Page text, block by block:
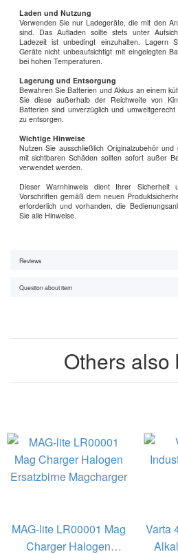
Laden und Nutzung
Verwenden Sie nur Ladegeräte, die mit den
sind. Das Aufladen sollte stets unter
Ladezeit ist unbedingt einzuhalten. Lagern
Geräte nicht unbeaufsichtigt mit eingelegten
bei hohen Temperaturen.
Lagerung und Entsorgung
Bewahren Sie Batterien und Akkus an einem
Sie diese außerhalb der Reichweite von
Batterien sind unverzüglich und
zu entsorgen.
Wichtige Hinweise
Nutzen Sie ausschließlich Originalzubehör
mit sichtbaren Schäden sollten sofort außer
verwendet werden.
Dieser Warnhinweis dient Ihrer Sicherheit
Vorschriften gemäß dem neuen
erforderlich und vorhanden, die
Sie alle Hinweise.
Reviews
Question about item
Others also
MAG-lite LR00001 Mag
Charger Halogen
Varta